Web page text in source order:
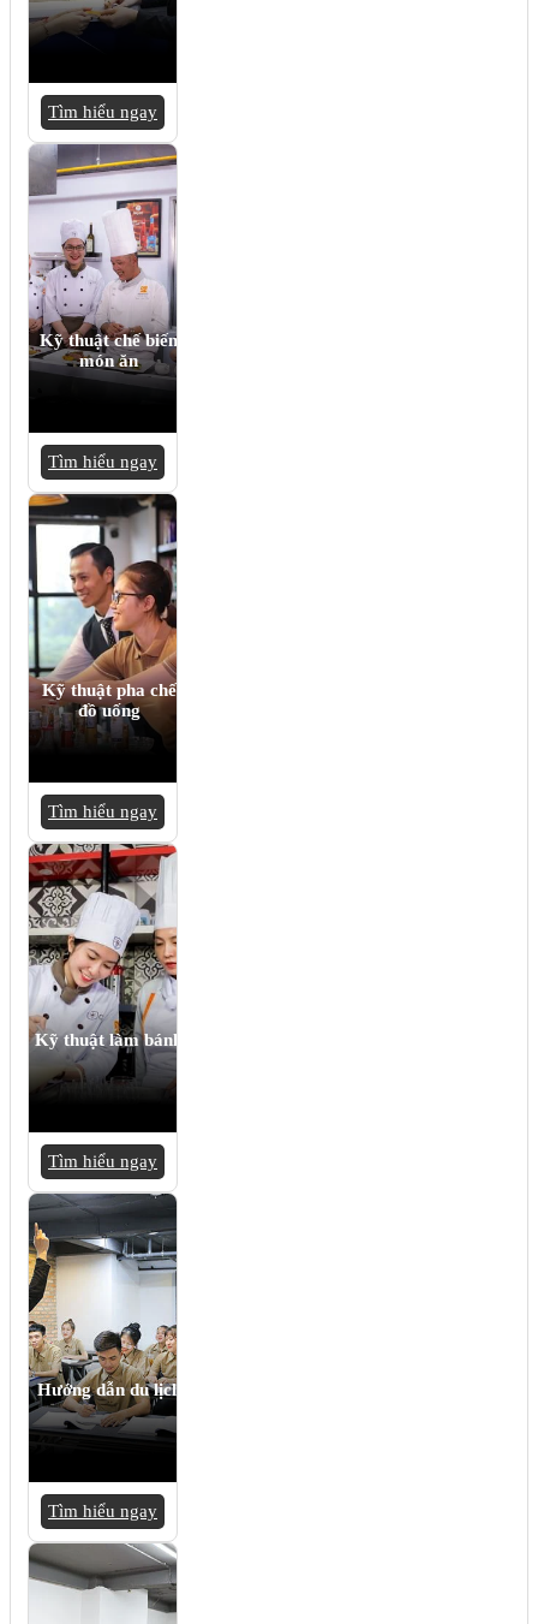
Tìm hiểu ngay
Kỹ thuật chế biến
món ăn
Tìm hiểu ngay
Kỹ thuật pha chế
đồ uống
Tìm hiểu ngay
Kỹ thuật làm bánh
Tìm hiểu ngay
Hướng dẫn du lịch
Tìm hiểu ngay